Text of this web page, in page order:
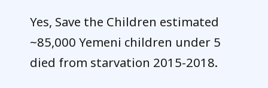
Yes, Save the Children estimated
~85,000 Yemeni children under 5
died from starvation 2015-2018.